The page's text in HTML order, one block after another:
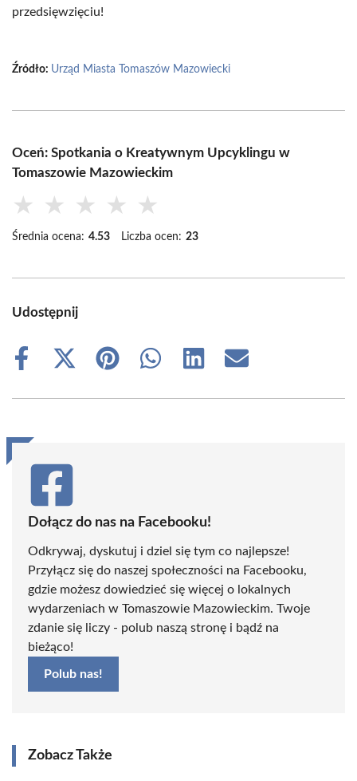
przedsięwzięciu!
Źródło: Urząd Miasta Tomaszów Mazowiecki
Oceń: Spotkania o Kreatywnym Upcyklingu w
Tomaszowie Mazowieckim
★ ★ ★ ★ ★
Średnia ocena: 4.53 Liczba ocen: 23
Udostępnij
Share
Share
(Twitter)
Share
Share
Share
Share
Dołącz do nas na Facebooku!
Odkrywaj, dyskutuj i dziel się tym co najlepsze!
Przyłącz się do naszej społeczności na Facebooku,
gdzie możesz dowiedzieć się więcej o lokalnych
wydarzeniach w Tomaszowie Mazowieckim. Twoje
zdanie się liczy - polub naszą stronę i bądź na
bieżąco!
Polub nas!
Zobacz Także